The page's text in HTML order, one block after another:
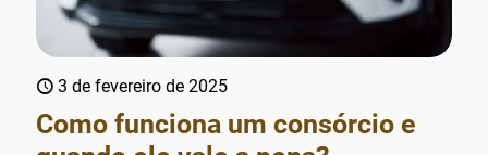
3 de fevereiro de 2025
Como funciona um consórcio e